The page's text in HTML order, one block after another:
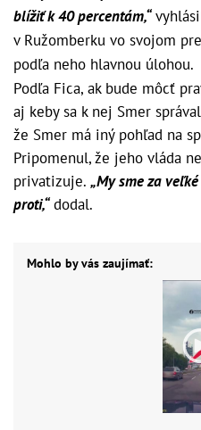
blížiť k 40 percentám,“
v Ružomberku vo svojom
podľa neho hlavnou úlohou.
Podľa Fica, ak bude môcť
aj keby sa k nej Smer
že Smer má iný pohľad na
Pripomenul, že jeho vláda
privatizuje. „My sme za
proti,“dodal.
Mohlo by vás zaujímať: